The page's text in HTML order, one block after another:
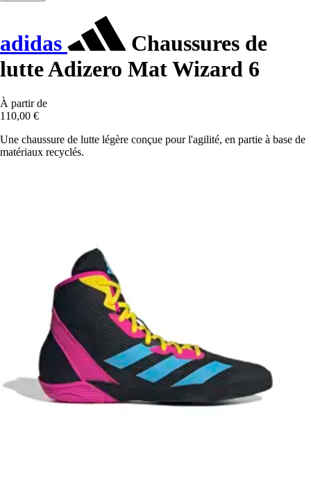
adidas
Chaussures de
lutte Adizero Mat Wizard 6
À partir de
110,00 €
Une chaussure de lutte légère conçue pour l'agilité, en partie à base de
matériaux recyclés.